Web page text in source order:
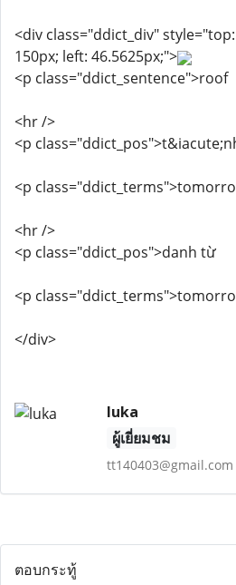
<div class="ddict_div"
150px; left: 46.5625px;">
<p class="ddict_sentence">roof
<hr />
<p
<p
<hr />
<p class="ddict_pos">danh từ
<p
</div>
luka
ผู้เยี่ยมชม
tt140403@gmail.com
ตอบกระทู้